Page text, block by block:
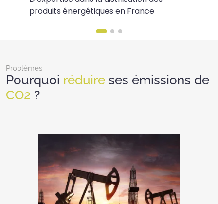
produits énergétiques en France
Problèmes
Pourquoi réduire ses émissions de
CO2 ?